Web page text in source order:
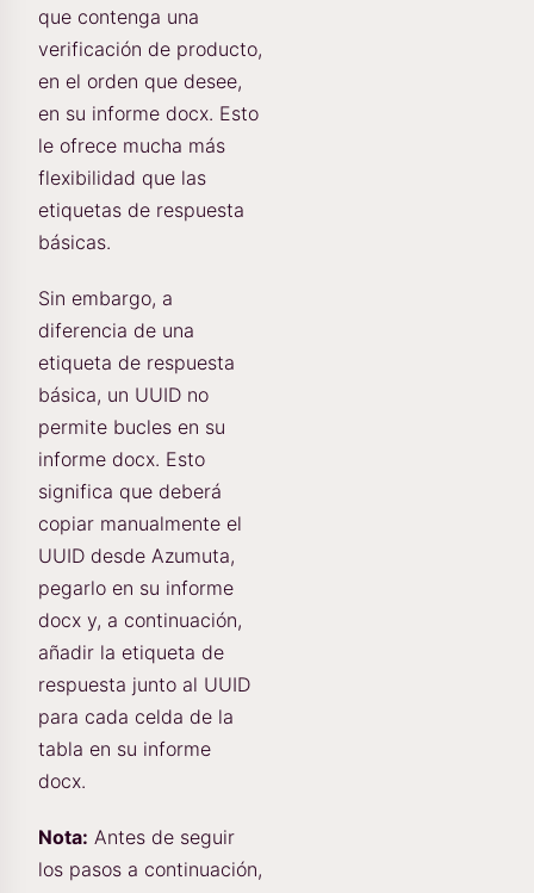
que contenga una
verificación de producto,
en el orden que desee,
en su informe docx. Esto
le ofrece mucha más
flexibilidad que las
etiquetas de respuesta
básicas.
Sin embargo, a
diferencia de una
etiqueta de respuesta
básica, un UUID no
permite bucles en su
informe docx. Esto
significa que deberá
copiar manualmente el
UUID desde Azumuta,
pegarlo en su informe
docx y, a continuación,
añadir la etiqueta de
respuesta junto al UUID
para cada celda de la
tabla en su informe
docx.
Nota: Antes de seguir
los pasos a continuación,